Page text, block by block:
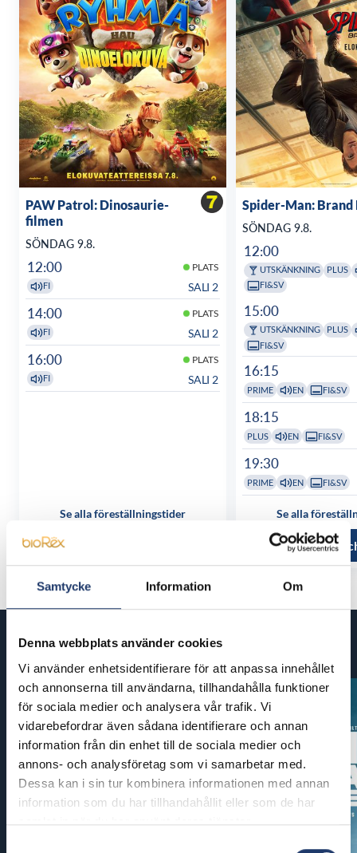
Samtycke Information Om
Denna webbplats använder cookies
Vi använder enhetsidentifierare för att anpassa innehållet
och annonserna till användarna, tillhandahålla funktioner
för sociala medier och analysera vår trafik. Vi
vidarebefordrar även sådana identifierare och annan
information från din enhet till de sociala medier och
annons- och analysföretag som vi samarbetar med.
Dessa kan i sin tur kombinera informationen med annan
information som du har tillhandahållit eller som de har
samlat in när du har använt deras tjänster.
PAW Patrol: Dinosaurie-
filmen
SÖNDAG 9.8.
12:00 PLATS
FI SALI 2
14:00 PLATS
FI SALI 2
16:00 PLATS
FI SALI 2
Se alla föreställningstider
Spider-Man: Brand
SÖNDAG 9.8.
12:00
UTSKÄNKNING
PLUS
FI&SV
15:00
UTSKÄNKNING
PLUS
FI&SV
16:15
PRIME EN FI&SV
18:15
PLUS EN FI&SV
19:30
PRIME EN FI&SV
Se alla
Läs mer
Kommande filmer